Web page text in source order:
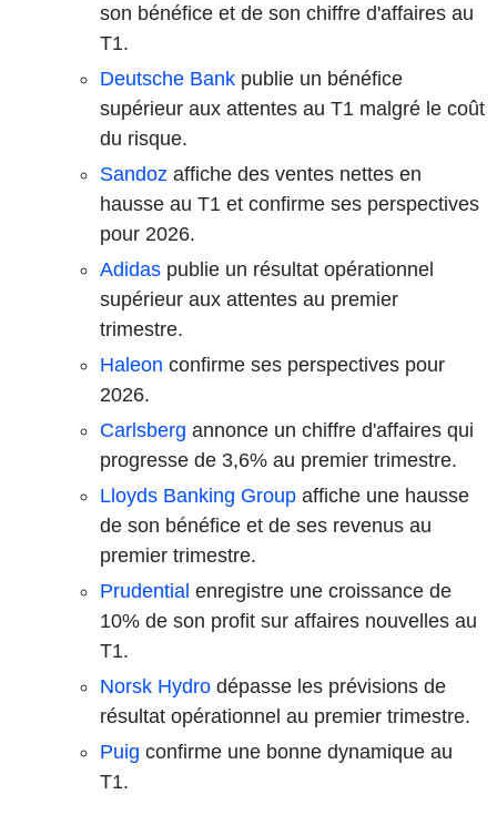
son bénéfice et de son chiffre d'affaires au
T1.
Deutsche Bank publie un bénéfice
supérieur aux attentes au T1 malgré le coût
du risque.
Sandoz affiche des ventes nettes en
hausse au T1 et confirme ses perspectives
pour 2026.
Adidas publie un résultat opérationnel
supérieur aux attentes au premier
trimestre.
Haleon confirme ses perspectives pour
2026.
Carlsberg annonce un chiffre d'affaires qui
progresse de 3,6% au premier trimestre.
Lloyds Banking Group affiche une hausse
de son bénéfice et de ses revenus au
premier trimestre.
Prudential enregistre une croissance de
10% de son profit sur affaires nouvelles au
T1.
Norsk Hydro dépasse les prévisions de
résultat opérationnel au premier trimestre.
Puig confirme une bonne dynamique au
T1.